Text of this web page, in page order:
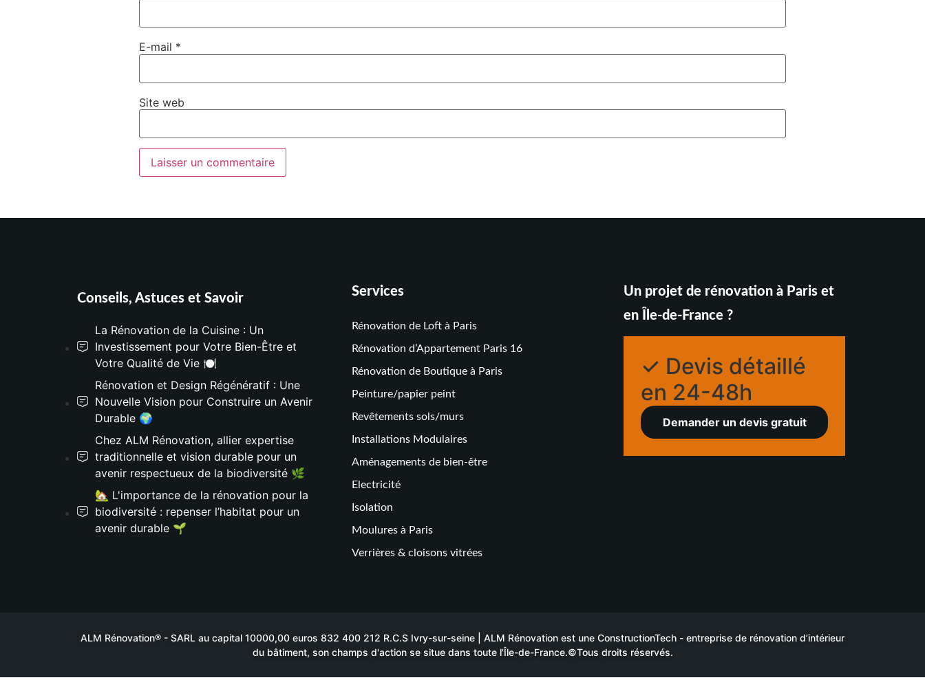
E-mail *
Site web
Conseils, Astuces et Savoir
La Rénovation de la Cuisine : Un
Investissement pour Votre Bien-Être et
Votre Qualité de Vie 🍽️
Rénovation et Design Régénératif : Une
Nouvelle Vision pour Construire un Avenir
Durable 🌍
Chez ALM Rénovation, allier expertise
traditionnelle et vision durable pour un
avenir respectueux de la biodiversité 🌿
🏡 L'importance de la rénovation pour la
biodiversité : repenser l’habitat pour un
avenir durable 🌱
Services
Rénovation de Loft à Paris
Rénovation d’Appartement Paris 16
Rénovation de Boutique à Paris
Peinture/papier peint
Revêtements sols/murs
Installations Modulaires
Aménagements de bien-être
Electricité
Isolation
Moulures à Paris
Verrières & cloisons vitrées
Un projet de rénovation à Paris et
en Île-de-France ?
✓ Devis détaillé
en 24-48h
Demander un devis gratuit
ALM Rénovation® - SARL au capital 10000,00 euros 832 400 212 R.C.S Ivry-sur-seine | ALM Rénovation est une ConstructionTech - entreprise de rénovation d’intérieur
du bâtiment, son champs d'action se situe dans toute l'Île-de-France.©Tous droits réservés.